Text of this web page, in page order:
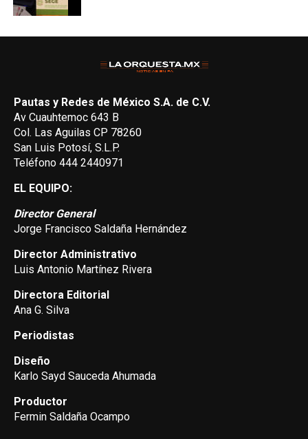
Pautas y Redes de México S.A. de C.V.
Av Cuauhtemoc 643 B
Col. Las Aguilas CP 78260
San Luis Potosí, S.L.P.
Teléfono 444 2440971
EL EQUIPO:
Director General
Jorge Francisco Saldaña Hernández
Director Administrativo
Luis Antonio Martínez Rivera
Directora Editorial
Ana G. Silva
Periodistas
Diseño
Karlo Sayd Sauceda Ahumada
Productor
Fermin Saldaña Ocampo